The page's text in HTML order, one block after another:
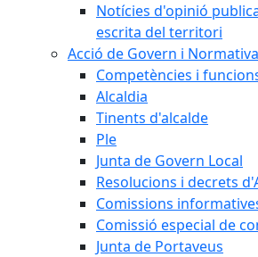
Notícies d'opinió
escrita del territori
Acció de Govern i Normativa
Competències i
Alcaldia
Tinents d'alcalde
Ple
Junta de Govern Local
Resolucions i decrets
Comissions
Comissió especial de
Junta de Portaveus